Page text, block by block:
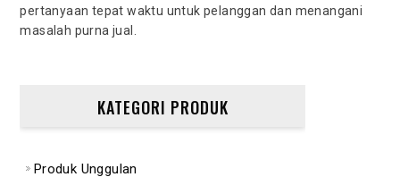
pertanyaan tepat waktu untuk pelanggan dan menangani
masalah purna jual.
KATEGORI PRODUK
Produk Unggulan